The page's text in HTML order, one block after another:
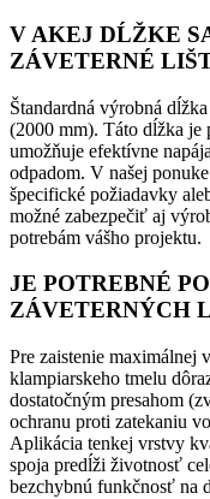
V AKEJ DĹŽKE
ZÁVETERNÉ
Štandardná výrobná
(2000 mm). Táto dĺžka je
umožňuje efektívne
odpadom. V našej
špecifické požiadavky
možné zabezpečiť aj
potrebám vášho projektu.
JE POTREBNÉ
ZÁVETERNÝCH
Pre zaistenie maximálnej
klampiarskeho tmelu
dostatočným presahom
ochranu proti zatekaniu
Aplikácia tenkej vrstvy
spoja predĺži životnosť
bezchybnú funkčnosť na